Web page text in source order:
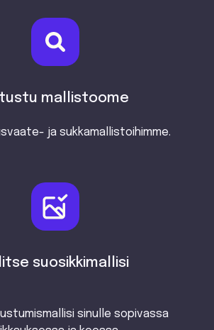
mallistoome
ja sukkamallistoihimme.
suosikkimallisi
sinulle sopivassa